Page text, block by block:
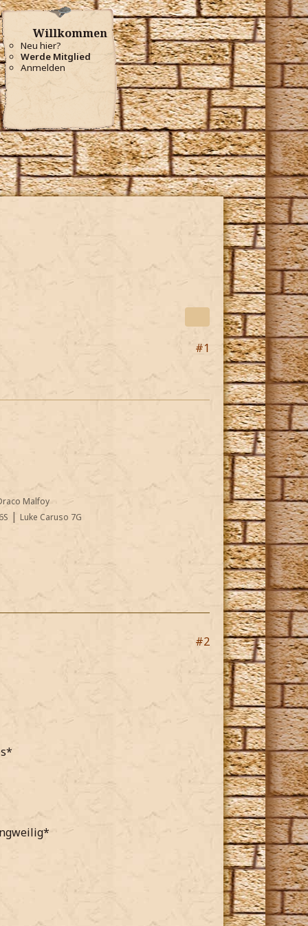
Willkommen
Neu hier?
Werde Mitglied
Anmelden
#1
Malfoy
| Luke Caruso 7G
#2